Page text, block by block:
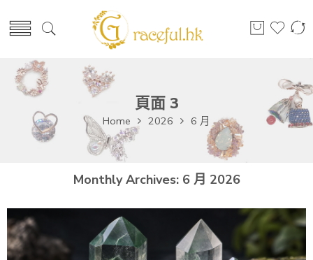
頁面 3
Home 2026 6 月
Monthly Archives: 6 月 2026